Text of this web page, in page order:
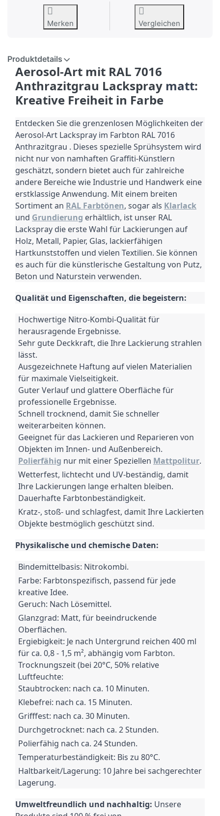
Merken Vergleichen
Produktdetails
Aerosol-Art mit RAL 7016
Anthrazitgrau Lackspray matt:
Kreative Freiheit in Farbe
Entdecken Sie die grenzenlosen Möglichkeiten der
Aerosol-Art Lackspray im Farbton RAL 7016
Anthrazitgrau . Dieses spezielle Sprühsystem wird
nicht nur von namhaften Graffiti-Künstlern
geschätzt, sondern bietet auch für zahlreiche
andere Bereiche wie Industrie und Handwerk eine
erstklassige Anwendung. Mit einem breiten
Sortiment an RAL Farbtönen, sogar als Klarlack
und Grundierung erhältlich, ist unser RAL
Lackspray die erste Wahl für Lackierungen auf
Holz, Metall, Papier, Glas, lackierfähigen
Hartkunststoffen und vielen Textilien. Sie können
es auch für die künstlerische Gestaltung von Putz,
Beton und Naturstein verwenden.
Qualität und Eigenschaften, die begeistern:
Hochwertige Nitro-Kombi-Qualität für
herausragende Ergebnisse.
Sehr gute Deckkraft, die Ihre Lackierung strahlen
lässt.
Ausgezeichnete Haftung auf vielen Materialien
für maximale Vielseitigkeit.
Guter Verlauf und glattere Oberfläche für
professionelle Ergebnisse.
Schnell trocknend, damit Sie schneller
weiterarbeiten können.
Geeignet für das Lackieren und Reparieren von
Objekten im Innen- und Außenbereich.
Polierfähig nur mit einer Speziellen Mattpolitur.
Wetterfest, lichtecht und UV-beständig, damit
Ihre Lackierungen lange erhalten bleiben.
Dauerhafte Farbtonbeständigkeit.
Kratz-, stoß- und schlagfest, damit Ihre Lackierten
Objekte bestmöglich geschützt sind.
Physikalische und chemische Daten:
Bindemittelbasis: Nitrokombi.
Farbe: Farbtonspezifisch, passend für jede
kreative Idee.
Geruch: Nach Lösemittel.
Glanzgrad: Matt, für beeindruckende
Oberflächen.
Ergiebigkeit: Je nach Untergrund reichen 400 ml
für ca. 0,8 - 1,5 m², abhängig vom Farbton.
Trocknungszeit (bei 20°C, 50% relative
Luftfeuchte:
Staubtrocken: nach ca. 10 Minuten.
Klebefrei: nach ca. 15 Minuten.
Grifffest: nach ca. 30 Minuten.
Durchgetrocknet: nach ca. 2 Stunden.
Polierfähig nach ca. 24 Stunden.
Temperaturbeständigkeit: Bis zu 80°C.
Haltbarkeit/Lagerung: 10 Jahre bei sachgerechter
Lagerung.
Umweltfreundlich und nachhaltig: Unsere